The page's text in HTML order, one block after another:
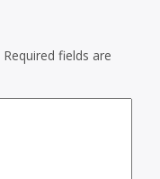
Required fields are